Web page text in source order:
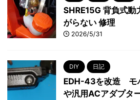
SHRE15G 背負式動
がらない 修理
2026/5/31
DIY 日記
EDH-43を改造 モ
や汎用ACアダプタ